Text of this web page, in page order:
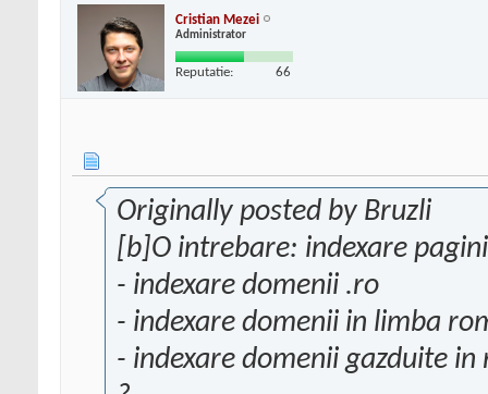
Cristian Mezei
Administrator
Reputatie: 66
Originally posted by Bruzli
[b]O intrebare: indexare
- indexare domenii .ro
- indexare domenii in limba
- indexare domenii gazduite in